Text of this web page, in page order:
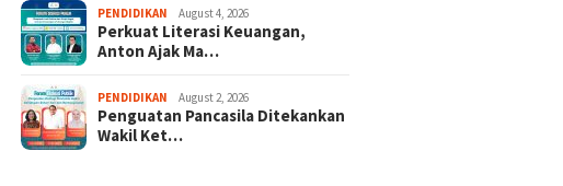
DPC Partai Demokrat
Kabupaten Bogor Gelar
Lomba Pidato “AHY Muda”,
Dorong Generasi Muda
Berani Bersuara dan Merawat
Demokrasi
Kabupaten Bogor Hadirkan
PENDIDIKAN August 4, 2026
Perkuat Literasi Keuangan,
Anton Ajak Ma…
PENDIDIKAN August 2, 2026
Penguatan Pancasila Ditekankan
Wakil Ket…